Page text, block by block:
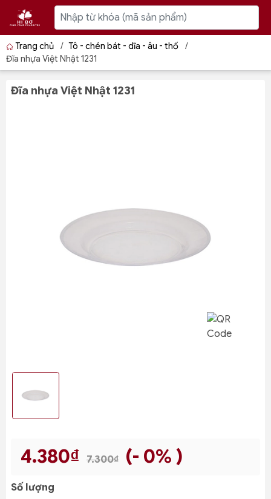
Trang chủ / Tô - chén bát - dĩa - âu - thố
/
Đĩa nhựa Việt Nhật 1231
Đĩa nhựa Việt Nhật 1231
4.380₫ 7.300₫ (- 0% )
Số lượng